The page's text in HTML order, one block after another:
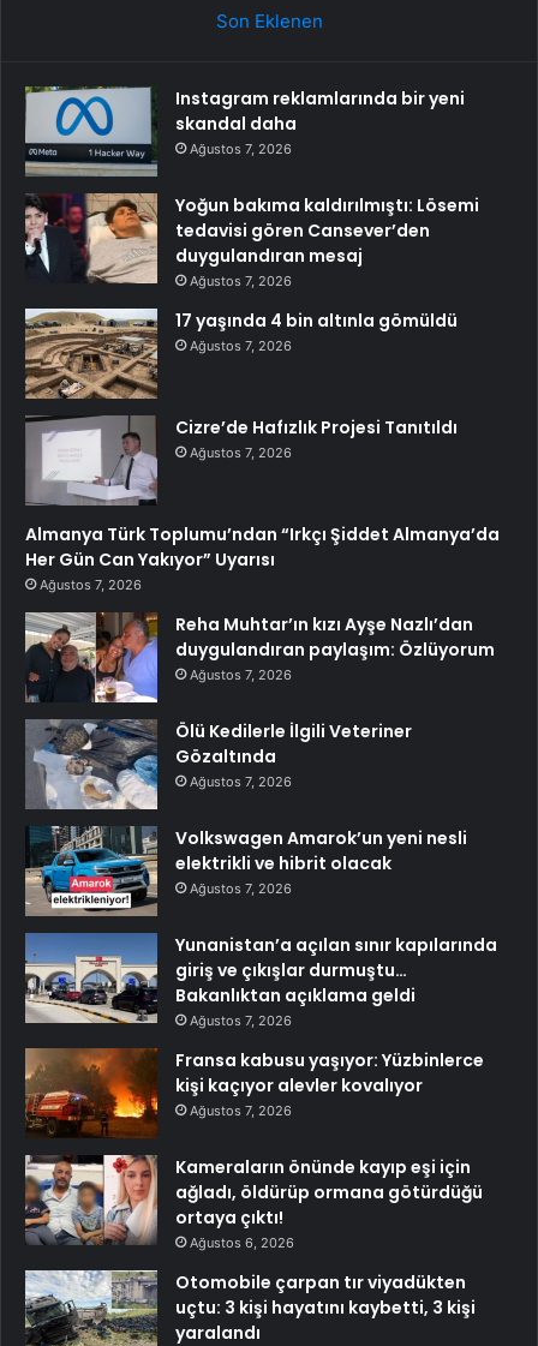
Son Eklenen
Instagram reklamlarında bir yeni
skandal daha
Ağustos 7, 2026
Yoğun bakıma kaldırılmıştı: Lösemi
tedavisi gören Cansever’den
duygulandıran mesaj
Ağustos 7, 2026
17 yaşında 4 bin altınla gömüldü
Ağustos 7, 2026
Cizre’de Hafızlık Projesi Tanıtıldı
Ağustos 7, 2026
Almanya Türk Toplumu’ndan “Irkçı Şiddet Almanya’da
Her Gün Can Yakıyor” Uyarısı
Ağustos 7, 2026
Reha Muhtar’ın kızı Ayşe Nazlı’dan
duygulandıran paylaşım: Özlüyorum
Ağustos 7, 2026
Ölü Kedilerle İlgili Veteriner
Gözaltında
Ağustos 7, 2026
Volkswagen Amarok’un yeni nesli
elektrikli ve hibrit olacak
Ağustos 7, 2026
Yunanistan’a açılan sınır kapılarında
giriş ve çıkışlar durmuştu…
Bakanlıktan açıklama geldi
Ağustos 7, 2026
Fransa kabusu yaşıyor: Yüzbinlerce
kişi kaçıyor alevler kovalıyor
Ağustos 7, 2026
Kameraların önünde kayıp eşi için
ağladı, öldürüp ormana götürdüğü
ortaya çıktı!
Ağustos 6, 2026
Otomobile çarpan tır viyadükten
uçtu: 3 kişi hayatını kaybetti, 3 kişi
yaralandı